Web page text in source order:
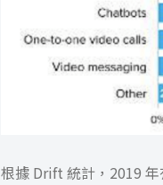
根據 Drift 統計，2019